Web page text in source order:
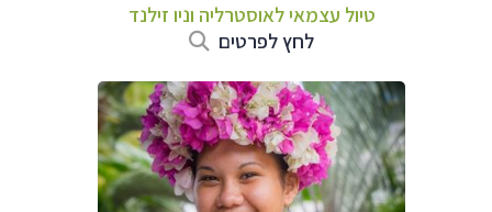
טיול עצמאי לאוסטרליה וניו זילנד
לחץ לפרטים